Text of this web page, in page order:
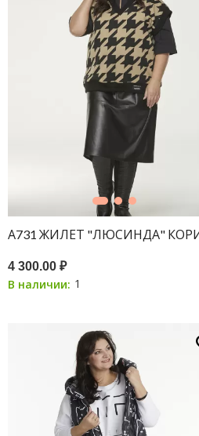
ПРИНТ ГОРОХ
А731 ЖИЛЕТ "ЛЮСИНДА"
4 300.00 ₽
В наличии: 1